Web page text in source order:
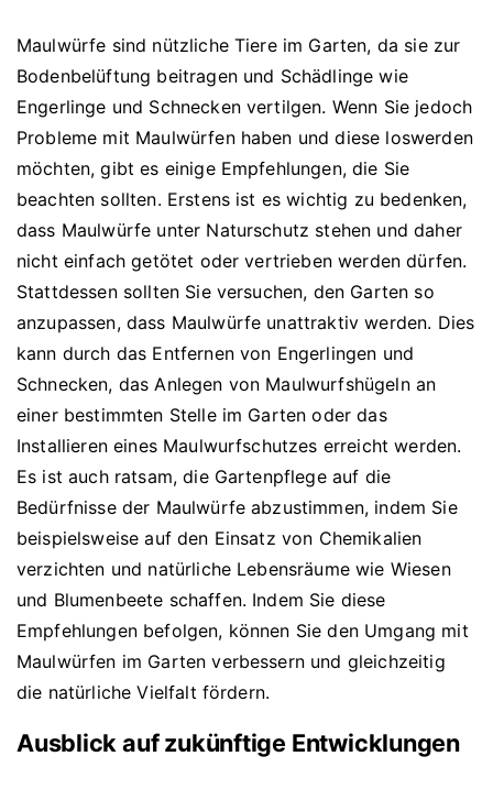
Maulwürfe sind nützliche Tiere im Garten, da sie zur
Bodenbelüftung beitragen und Schädlinge wie
Engerlinge und Schnecken vertilgen. Wenn Sie jedoch
Probleme mit Maulwürfen haben und diese loswerden
möchten, gibt es einige Empfehlungen, die Sie
beachten sollten. Erstens ist es wichtig zu bedenken,
dass Maulwürfe unter Naturschutz stehen und daher
nicht einfach getötet oder vertrieben werden dürfen.
Stattdessen sollten Sie versuchen, den Garten so
anzupassen, dass Maulwürfe unattraktiv werden. Dies
kann durch das Entfernen von Engerlingen und
Schnecken, das Anlegen von Maulwurfshügeln an
einer bestimmten Stelle im Garten oder das
Installieren eines Maulwurfschutzes erreicht werden.
Es ist auch ratsam, die Gartenpflege auf die
Bedürfnisse der Maulwürfe abzustimmen, indem Sie
beispielsweise auf den Einsatz von Chemikalien
verzichten und natürliche Lebensräume wie Wiesen
und Blumenbeete schaffen. Indem Sie diese
Empfehlungen befolgen, können Sie den Umgang mit
Maulwürfen im Garten verbessern und gleichzeitig
die natürliche Vielfalt fördern.
Ausblick auf zukünftige Entwicklungen